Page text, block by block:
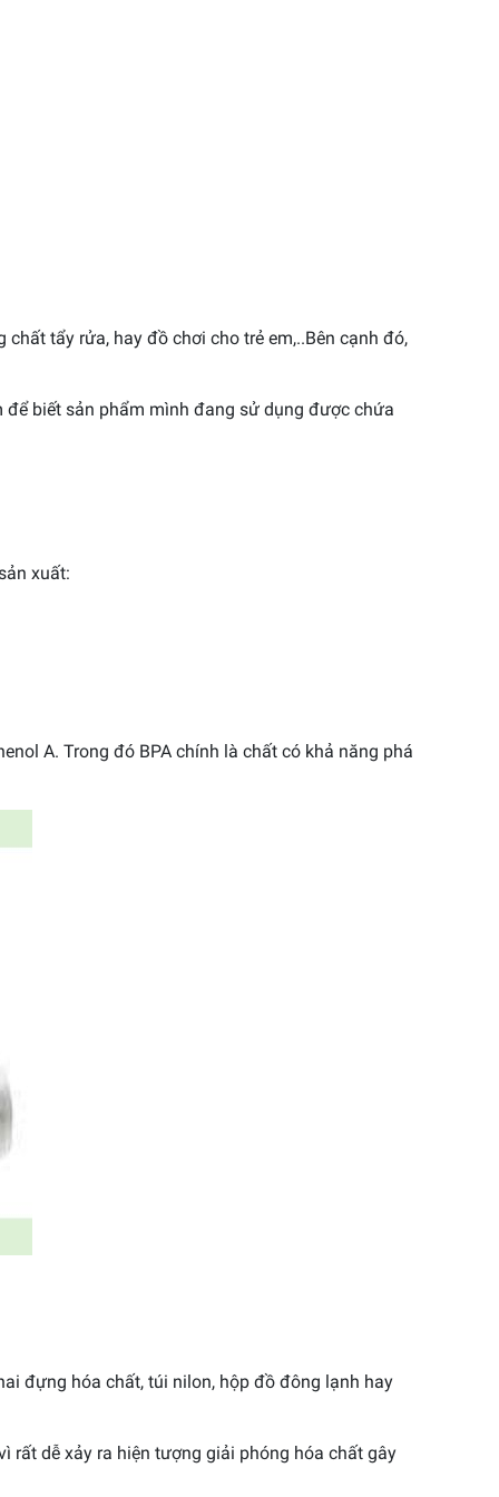
tẩy rửa, hay đồ chơi cho trẻ em,..Bên cạnh đó,
biết sản phẩm mình đang sử dụng được chứa
xuất:
A. Trong đó BPA chính là chất có khả năng phá
đựng hóa chất, túi nilon, hộp đồ đông lạnh hay
rất dễ xảy ra hiện tượng giải phóng hóa chất gây